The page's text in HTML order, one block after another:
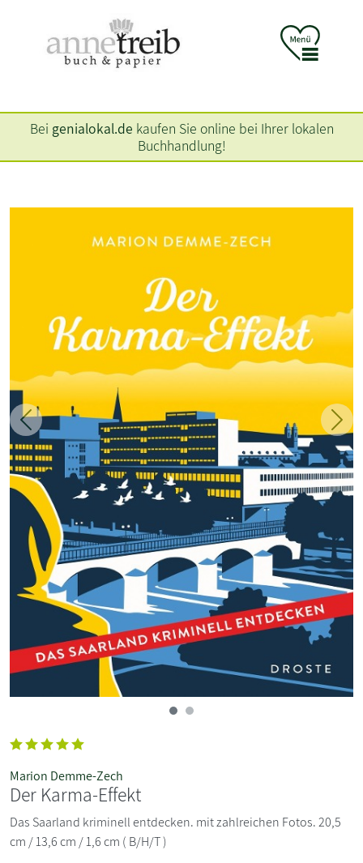
Bei genialokal.de kaufen Sie online bei Ihrer lokalen
Buchhandlung!
Zurück
Marion Demme-Zech
Der Karma-Effekt
Das Saarland kriminell entdecken. mit zahlreichen Fotos. 20,5
cm / 13,6 cm / 1,6 cm ( B/H/T )